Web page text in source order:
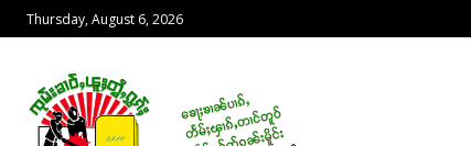
Thursday, August 6, 2026